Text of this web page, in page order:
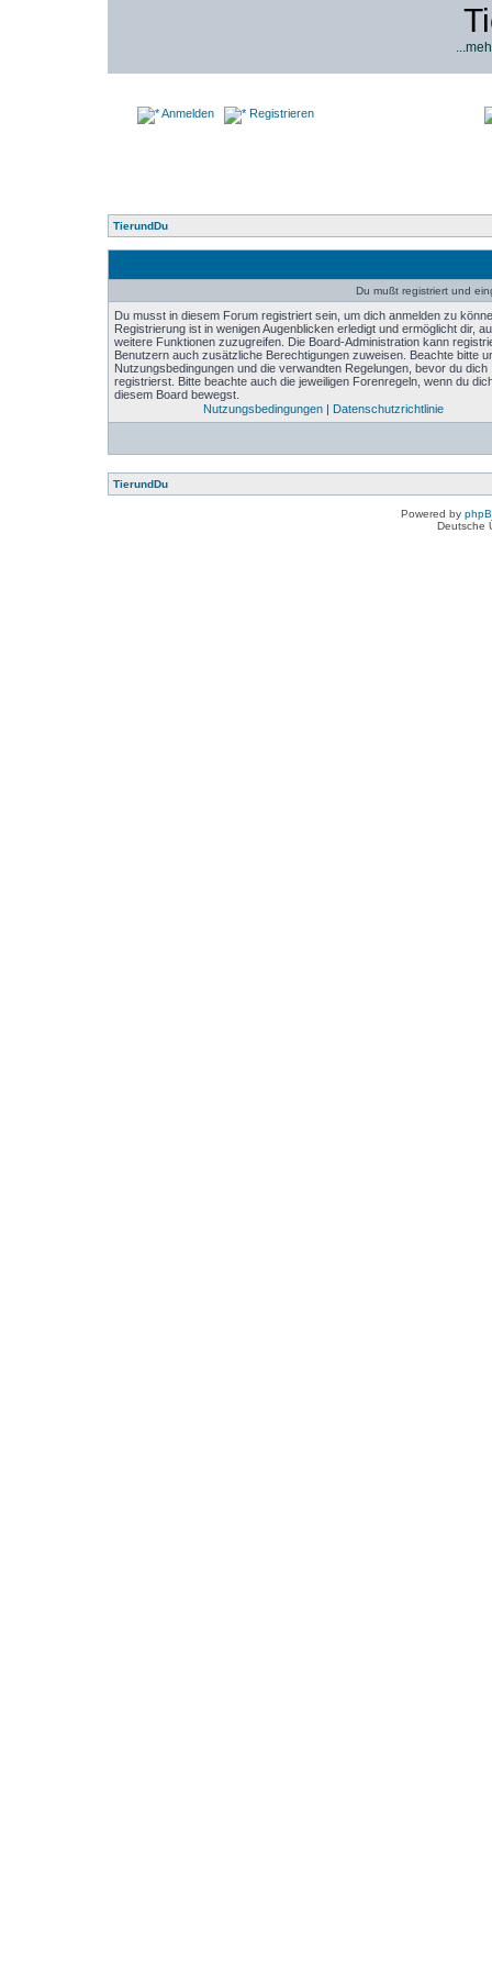
Anmelden Registrieren
TierundDu
Du mußt registriert und
Du musst in diesem Forum registriert sein, um dich anmelden zu
Registrierung ist in wenigen Augenblicken erledigt und ermöglicht dir,
weitere Funktionen zuzugreifen. Die Board-Administration kann
Benutzern auch zusätzliche Berechtigungen zuweisen. Beachte bitte
Nutzungsbedingungen und die verwandten Regelungen, bevor du dich
registrierst. Bitte beachte auch die jeweiligen Forenregeln, wenn du
diesem Board bewegst.
Nutzungsbedingungen| Datenschutzrichtlinie
TierundDu
Powered by
Deutsche